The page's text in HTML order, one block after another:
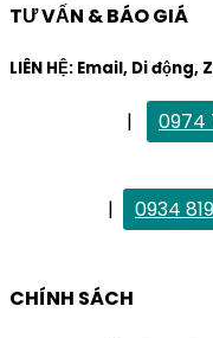
TƯ VẤN & BÁO GIÁ
LIÊN HỆ: Email, Di
|
0974
|
0934
CHÍNH SÁCH